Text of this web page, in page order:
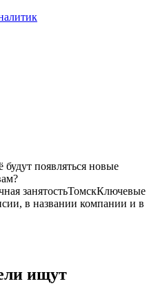
появляться новые
занятостьТомскКлючевые
в названии компании и в
ищут